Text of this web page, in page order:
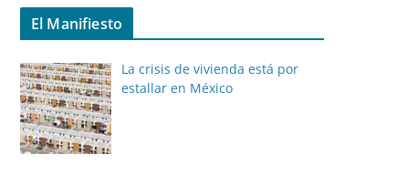
El Manifiesto
La crisis de vivienda está por
estallar en México